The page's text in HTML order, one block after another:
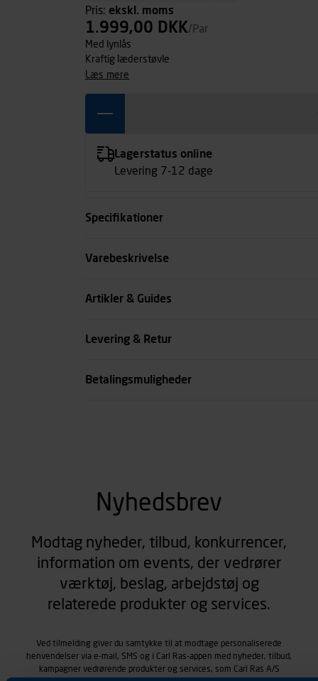
Pris: ekskl. moms
1.999,00 DKK/Par
Med lynlås
Kraftig læderstøvle
læs mere
Lagerstatus online
Levering 7-12 dage
Specifikationer
Størrelse
Varebeskrivelse
Artikler & Guides
Levering & Retur
Betalingsmuligheder
Nyhedsbrev
Modtag nyheder, tilbud, konkurrencer,
information om events, der vedrører
værktøj, beslag, arbejdstøj og
relaterede produkter og services.
Ved tilmelding giver du samtykke til at modtage personaliserede
henvendelser via e-mail, SMS og i Carl Ras-appen med nyheder, tilbud,
kampagner vedrørende produkter og services, som Carl Ras A/S